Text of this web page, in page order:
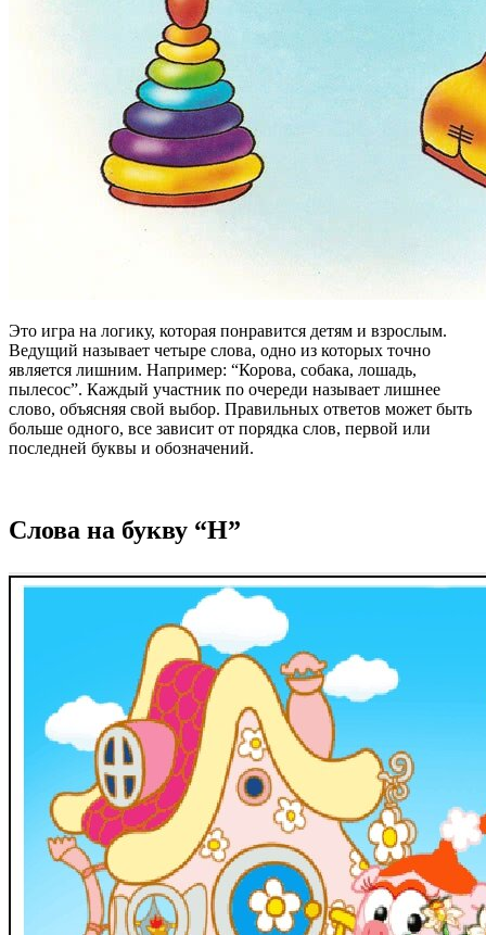
Это игра на логику, которая понравится детям и взрослым.
Ведущий называет четыре слова, одно из которых точно
является лишним. Например: “Корова, собака, лошадь,
пылесос”. Каждый участник по очереди называет лишнее
слово, объясняя свой выбор. Правильных ответов может быть
больше одного, все зависит от порядка слов, первой или
последней буквы и обозначений.
Слова на букву “Н”